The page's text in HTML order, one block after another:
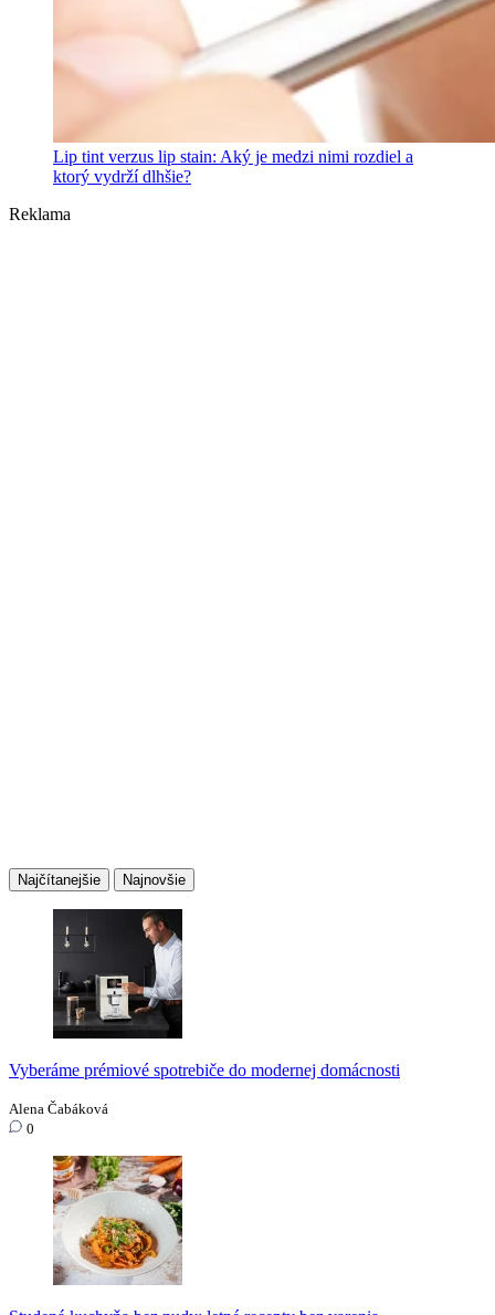
Lip tint verzus lip stain: Aký je medzi nimi rozdiel a
ktorý vydrží dlhšie?
Reklama
Najčítanejšie Najnovšie
Vyberáme prémiové spotrebiče do modernej domácnosti
Alena Čabáková
0